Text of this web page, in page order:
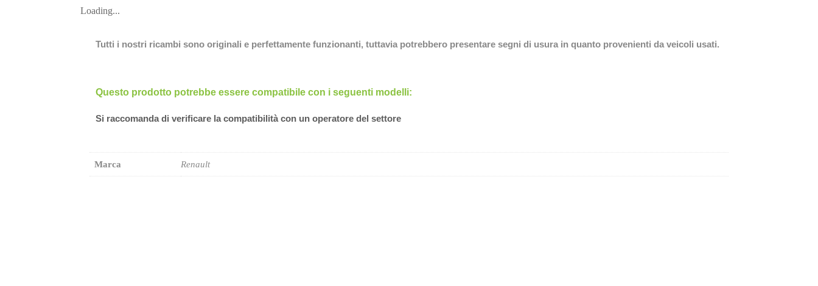
Loading...
Tutti i nostri ricambi sono originali e perfettamente funzionanti, tuttavia potrebbero presentare segni di usura in quanto provenienti da veicoli usati.
Questo prodotto potrebbe essere compatibile con i seguenti modelli:
Si raccomanda di verificare la compatibilità con un operatore del settore
Marca Renault